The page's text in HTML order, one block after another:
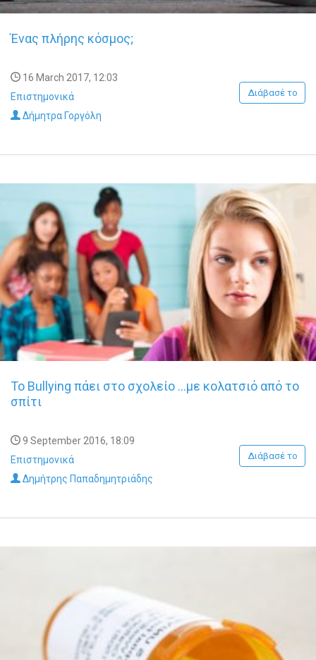
Ένας πλήρης κόσμος;
16 March 2017, 12:03
Επιστημονικά
Δήμητρα Γοργόλη
Διάβασέ το
To Bullying πάει στο σχολείο …με κολατσιό από το
σπίτι
9 September 2016, 18:09
Επιστημονικά
Δημήτρης Παπαδημητριάδης
Διάβασέ το